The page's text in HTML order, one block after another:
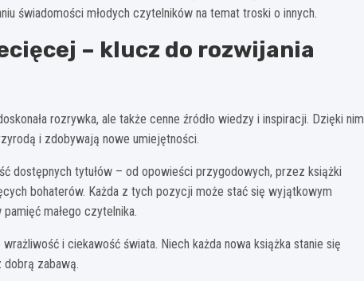
świadomości młodych czytelników na temat troski o innych.
– klucz do rozwijania
rozrywka, ale także cenne źródło wiedzy i inspiracji. Dzięki nim
i zdobywają nowe umiejętności.
dostępnych tytułów – od opowieści przygodowych, przez książki
bohaterów. Każda z tych pozycji może stać się wyjątkowym
małego czytelnika.
i ciekawość świata. Niech każda nowa książka stanie się
zabawą.